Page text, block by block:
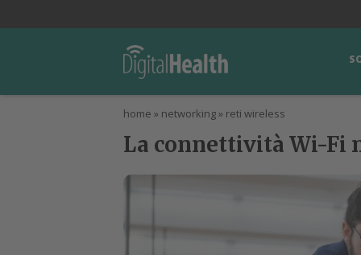
home » networking» reti wireless
La connettività Wi-Fi